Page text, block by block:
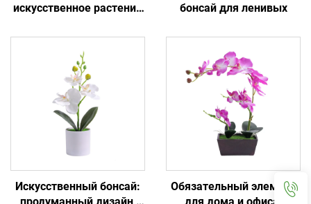
искусственное растение
украшение для дома/
офиса
бонсай для ленивых
Искусственный бонсай:
Обязательный элемент